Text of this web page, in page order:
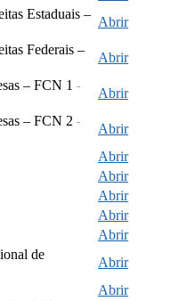
Estaduais –
Abrir
Federais –
Abrir
– FCN 1 -
Abrir
– FCN 2 -
Abrir
Abrir
Abrir
Abrir
Abrir
Abrir
de
Abrir
Abrir